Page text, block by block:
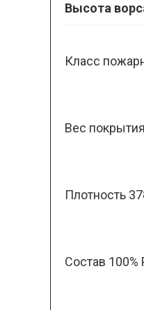
Высота
Класс
Вес
Плотность
Состав 100%